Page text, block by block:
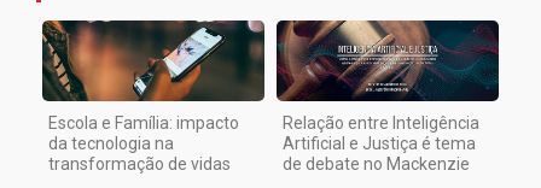
Escola e Família: impacto
da tecnologia na
transformação de vidas
Relação entre Inteligência
Artificial e Justiça é tema
de debate no Mackenzie